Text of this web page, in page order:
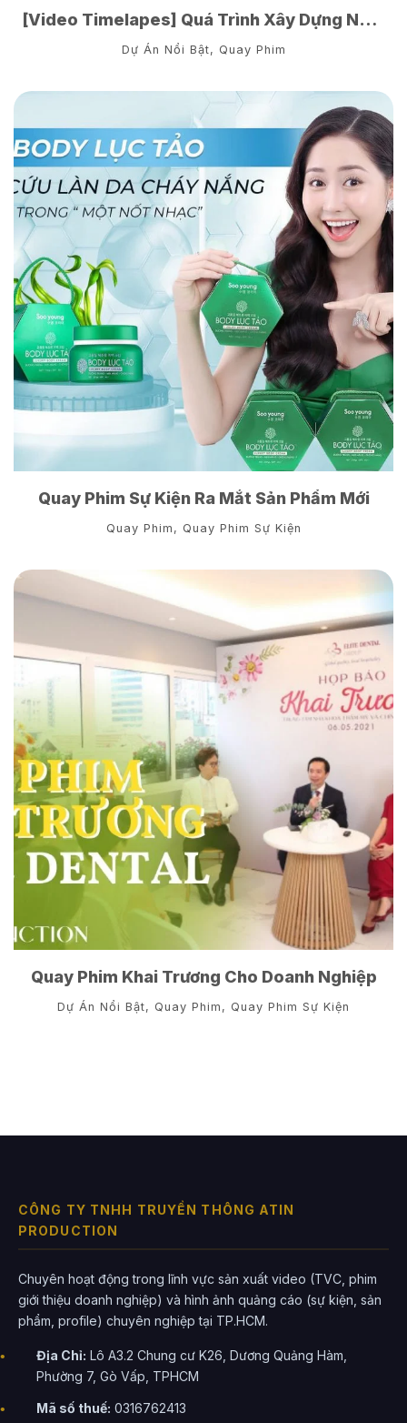
[Video Timelapes] Quá Trình Xây Dựng Nhà Máy Sản Xuất Mỹ Phẩm
Dự Án Nổi Bật, Quay Phim
Quay Phim Sự Kiện Ra Mắt Sản Phẩm Mới
Quay Phim , Quay Phim Sự Kiện
Quay Phim Khai Trương Cho Doanh Nghiệp
Dự Án Nổi Bật, Quay Phim , Quay Phim Sự Kiện
CÔNG TY TNHH TRUYỀN THÔNG ATIN
PRODUCTION
Chuyên hoạt động trong lĩnh vực sản xuất video (TVC, phim
giới thiệu doanh nghiệp) và hình ảnh quảng cáo (sự kiện, sản
phẩm, profile) chuyên nghiệp tại TP.HCM.
Địa Chỉ: Lô A3.2 Chung cư K26, Dương Quảng Hàm,
Phường 7, Gò Vấp, TPHCM
Mã số thuế: 0316762413